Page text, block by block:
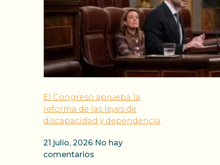
El Congreso aprueba la
reforma de las leyes de
discapacidad y dependencia
21 julio, 2026 No hay
comentarios